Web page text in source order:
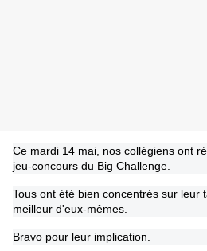
Ce mardi 14 mai, nos collégiens ont
jeu-concours du Big Challenge.
Tous ont été bien concentrés sur leur
meilleur d'eux-mêmes.
Bravo pour leur implication.